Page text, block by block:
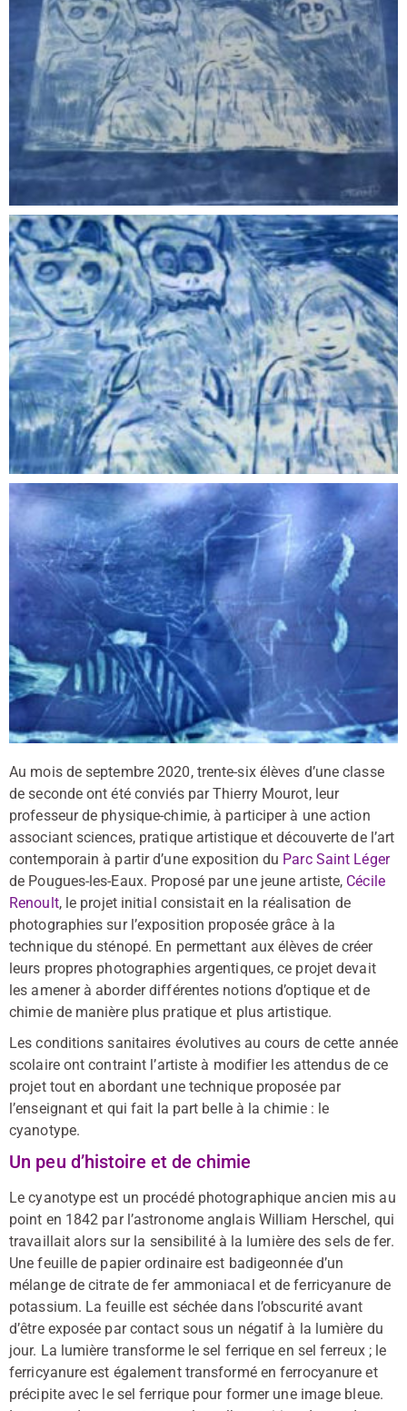
Au mois de septembre 2020, trente-six élèves d’une classe
de seconde ont été conviés par Thierry Mourot, leur
professeur de physique-chimie, à participer à une action
associant sciences, pratique artistique et découverte de l’art
contemporain à partir d’une exposition du Parc Saint Léger
de Pougues-les-Eaux. Proposé par une jeune artiste, Cécile
Renoult, le projet initial consistait en la réalisation de
photographies sur l’exposition proposée grâce à la
technique du sténopé. En permettant aux élèves de créer
leurs propres photographies argentiques, ce projet devait
les amener à aborder différentes notions d’optique et de
chimie de manière plus pratique et plus artistique.
Les conditions sanitaires évolutives au cours de cette année
scolaire ont contraint l’artiste à modifier les attendus de ce
projet tout en abordant une technique proposée par
l’enseignant et qui fait la part belle à la chimie : le
cyanotype.
Un peu d’histoire et de chimie
Le cyanotype est un procédé photographique ancien mis au
point en 1842 par l’astronome anglais William Herschel, qui
travaillait alors sur la sensibilité à la lumière des sels de fer.
Une feuille de papier ordinaire est badigeonnée d’un
mélange de citrate de fer ammoniacal et de ferricyanure de
potassium. La feuille est séchée dans l’obscurité avant
d’être exposée par contact sous un négatif à la lumière du
jour. La lumière transforme le sel ferrique en sel ferreux ; le
ferricyanure est également transformé en ferrocyanure et
précipite avec le sel ferrique pour former une image bleue.